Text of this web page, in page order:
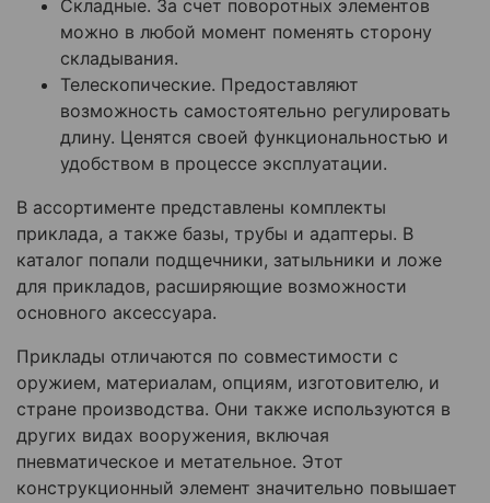
Складные. За счет поворотных элементов
можно в любой момент поменять сторону
складывания.
Телескопические. Предоставляют
возможность самостоятельно регулировать
длину. Ценятся своей функциональностью и
удобством в процессе эксплуатации.
В ассортименте представлены комплекты
приклада, а также базы, трубы и адаптеры. В
каталог попали подщечники, затыльники и ложе
для прикладов, расширяющие возможности
основного аксессуара.
Приклады отличаются по совместимости с
оружием, материалам, опциям, изготовителю, и
стране производства. Они также используются в
других видах вооружения, включая
пневматическое и метательное. Этот
конструкционный элемент значительно повышает